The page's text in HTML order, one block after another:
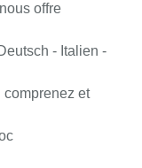
offre
- Italien -
comprenez et